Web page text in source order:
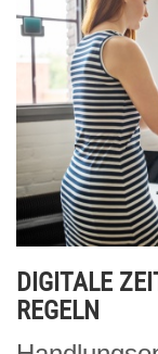
DIGITALE
REGELN